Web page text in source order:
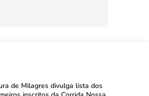
de Milagres divulga lista dos